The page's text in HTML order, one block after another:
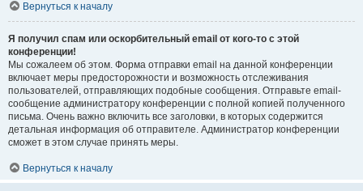
Вернуться к началу
Я получил спам или оскорбительный email от кого-то с этой
конференции!
Мы сожалеем об этом. Форма отправки email на данной конференции
включает меры предосторожности и возможность отслеживания
пользователей, отправляющих подобные сообщения. Отправьте email-
сообщение администратору конференции с полной копией полученного
письма. Очень важно включить все заголовки, в которых содержится
детальная информация об отправителе. Администратор конференции
сможет в этом случае принять меры.
Вернуться к началу